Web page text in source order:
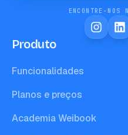
ENCONTRE-NOS
Produto
Funcionalidades
Planos e preços
Academia Weibook